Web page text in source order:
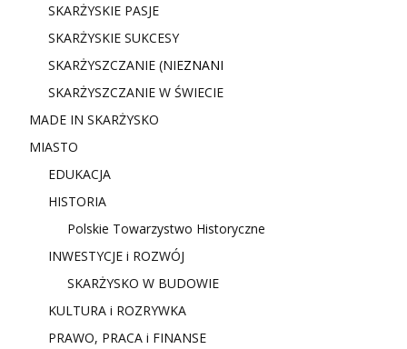
SKARŻYSKIE PASJE
SKARŻYSKIE SUKCESY
SKARŻYSZCZANIE (NIEZNANI
SKARŻYSZCZANIE W ŚWIECIE
MADE IN SKARŻYSKO
MIASTO
EDUKACJA
HISTORIA
Polskie Towarzystwo Historyczne
INWESTYCJE i ROZWÓJ
SKARŻYSKO W BUDOWIE
KULTURA i ROZRYWKA
PRAWO, PRACA i FINANSE